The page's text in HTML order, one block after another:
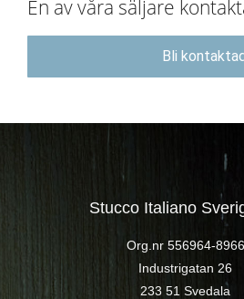
En av våra säljare
Bli
Stucco Italiano
Org.nr 556964-8966
Industrigatan 26
233 51 Svedala